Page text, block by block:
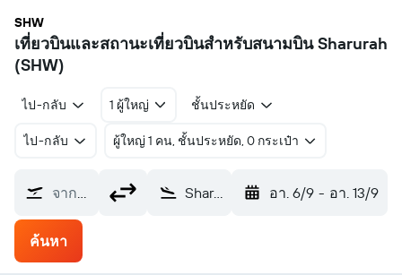
SHW
เที่ยวบินและสถานะเที่ยวบินสำหรับสนามบิน Sharurah
(SHW)
ไป-กลับ 1 ผู้ใหญ่ ชั้นประหยัด
ไป-กลับ ผู้ใหญ่ 1 คน, ชั้นประหยัด, 0 กระเป๋า
จากที่ไหน? Sharurah (SHW) อา. 6/9 - อา. 13/9
ค้นหา